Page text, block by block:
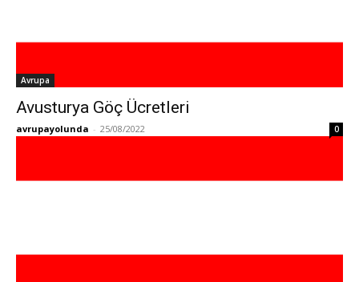
Avrupa
Avusturya Göç Ücretleri
avrupayolunda - 25/08/2022 0